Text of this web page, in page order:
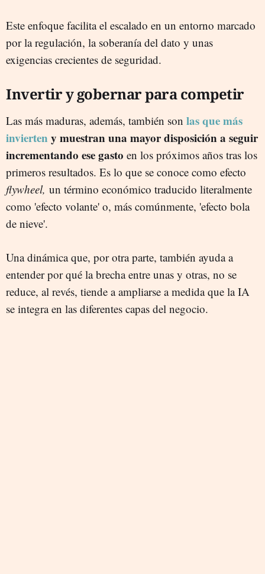
Este enfoque facilita el escalado en un entorno marcado
por la regulación, la soberanía del dato y unas
exigencias crecientes de seguridad.
Invertir y gobernar para competir
Las más maduras, además, también son las que más
invierten y muestran una mayor disposición a seguir
incrementando ese gasto en los próximos años tras los
primeros resultados. Es lo que se conoce como efecto
flywheel, un término económico traducido literalmente
como 'efecto volante' o, más comúnmente, 'efecto bola
de nieve'.
Una dinámica que, por otra parte, también ayuda a
entender por qué la brecha entre unas y otras, no se
reduce, al revés, tiende a ampliarse a medida que la IA
se integra en las diferentes capas del negocio.